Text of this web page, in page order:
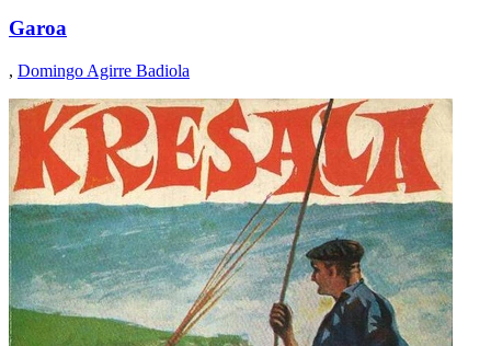
Garoa
, Domingo Agirre Badiola